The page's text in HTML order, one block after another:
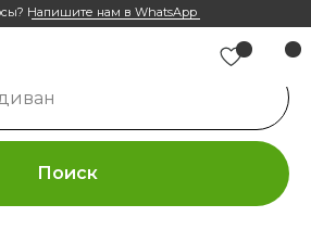
Напишите нам в WhatsApp
Поиск